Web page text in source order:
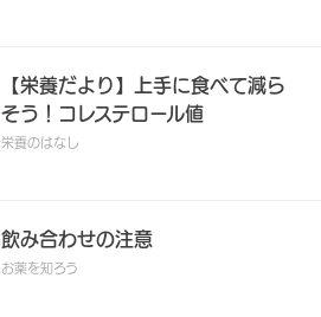
【栄養だより】上手に食べて減ら
そう！コレステロール値
栄養のはなし
飲み合わせの注意
お薬を知ろう